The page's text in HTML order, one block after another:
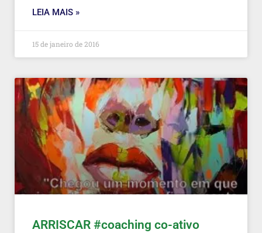
LEIA MAIS »
15 de janeiro de 2016
ARRISCAR #coaching co-ativo